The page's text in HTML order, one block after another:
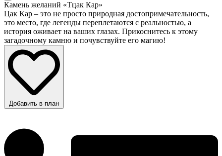
Камень желаний «Тцак Кар»
Цак Кар – это не просто природная достопримечательность,
это место, где легенды переплетаются с реальностью, а
история оживает на ваших глазах. Прикоснитесь к этому
загадочному камню и почувствуйте его магию!
Добавить в план